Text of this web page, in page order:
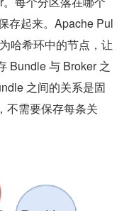
存起来。Apache Pul
哈希环中的节点，让
Bundle 与 Broker 之
之间的关系是固
不需要保存每条关